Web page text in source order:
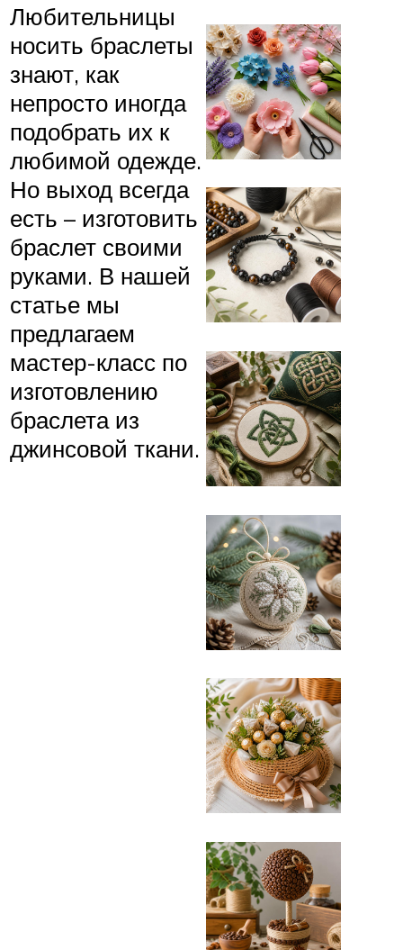
Любительницы
носить браслеты
знают, как
непросто иногда
подобрать их к
любимой одежде.
Но выход всегда
есть – изготовить
браслет своими
руками. В нашей
статье мы
предлагаем
мастер-класс по
изготовлению
браслета из
джинсовой ткани.